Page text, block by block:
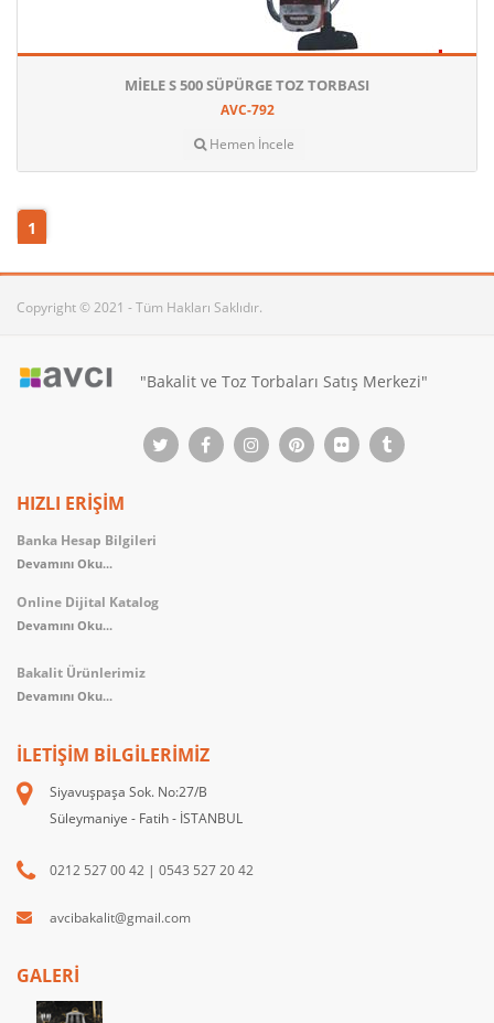
MIELE S 500 SÜPÜRGE TOZ TORBASI
AVC-792
Hemen İncele
1
Copyright © 2021 - Tüm Hakları Saklıdır.
"Bakalit ve Toz Torbaları Satış Merkezi"
HIZLI ERİŞİM
Banka Hesap Bilgileri
Devamını Oku...
Online Dijital Katalog
Devamını Oku...
Bakalit Ürünlerimiz
Devamını Oku...
İLETIŞIM BILGILERIMIZ
Siyavuşpaşa Sok. No:27/B
Süleymaniye - Fatih - İSTANBUL
0212 527 00 42 | 0543 527 20 42
avcibakalit@gmail.com
GALERİ